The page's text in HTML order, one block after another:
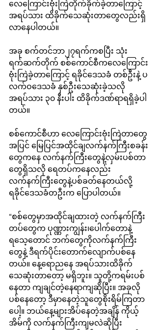
လေကြောင်းဗုံးကြဲတိုက်ခိုက်ခဲ့တာကြောင့်
အရပ်သား ထိခိုက်သေဆုံးတာတွေလည်းရှိ
လာနေပါတယ်။
အခု စက်တင်ဘာ၂၇ရက်ကစပြီး သုံး
ရက်ဆက်တိုက် စစ်ကောင်စီကလေကြောင်း
ဗုံးကြဲခဲ့တာကြောင့် ရခိုင်ဒေသခံ တစ်ဦးနဲ့ ပ
လက်ဝဒေသခံ နှစ်ဦးသေဆုံးခဲ့သလို
အရပ်သား ၃၀ နီးပါး ထိခိုက်ဒဏ်ရာရရှိခဲ့ပါ
တယ်။
စစ်ကောင်စီဟာ လေကြောင်းဗုံးကြဲတာတွေ
အပြင် မြေပြင်အထိုင်ချလက်နက်ကြီးစခန်း
တွေကနေ လက်နက်ကြီးတွေနဲ့လှမ်းပစ်တာ
တွေရှိသလို ရေတပ်ကနေလည်း
လက်နက်ကြီးတွေနဲ့ပစ်ခတ်နေတယ်လို့
ရခိုင်ဒေသခံတဦးက ပြောပါတယ်။
“စစ်တွေမှာအထိုင်ချထားတဲ့ လက်နက်ကြီး
တပ်တွေက ပုဏ္ဏားကျွန်း၊ပေါက်တောနဲ့
ရသေ့တောင် ဘက်တွေကိုလက်နက်ကြီး
တွေနဲ့ ဒီရက်ပိုင်းတောက်လျောက်ပစ်နေ
တယ်။ နေ့ရောညနေ အရပ်သားထိခိုက်
သေဆုံးတာတော့ မရှိဘူး။ သူတို့ကရမ်းပစ်
နေတာ ကျချင်တဲ့နေရာကျဆိုပြီး။ အခုလို
ပစ်နေတော့ ဒီမှာနေတဲ့သူတွေစိုးရိမ်ကြတာ
ပေါ့။ ဘယ်နေ့များအိပ်နေတဲ့အချိန် ကိုယ့်
အိမ်ကို လက်နက်ကြီးကျမလဲဆိုပြီး